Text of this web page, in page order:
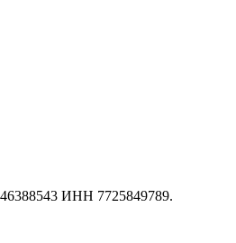
ИНН 7725849789.